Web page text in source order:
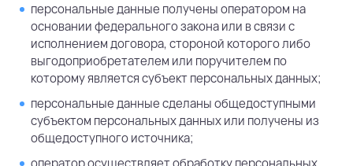
персональные данные получены оператором на
основании федерального закона или в связи с
исполнением договора, стороной которого либо
выгодоприобретателем или поручителем по
которому является субъект персональных данных;
персональные данные сделаны общедоступными
субъектом персональных данных или получены из
общедоступного источника;